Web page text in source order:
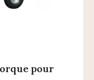
pour